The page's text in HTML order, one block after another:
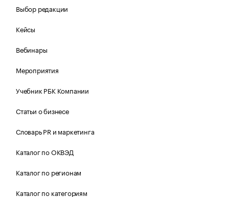
Выбор редакции
Кейсы
Вебинары
Мероприятия
Учебник РБК Компании
Статьи о бизнесе
Словарь PR и маркетинга
Каталог по ОКВЭД
Каталог по регионам
Каталог по категориям